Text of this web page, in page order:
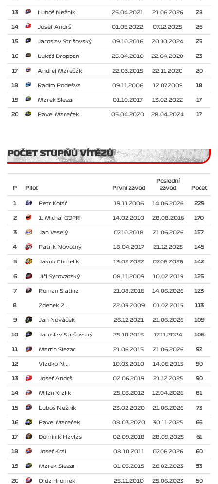
13 Ľuboš Nežník 25.04.2021 21.06.2026 28
14 Josef Andrš 01.05.2022 07.12.2025 26
15 Jaroslav Strišovský 09.10.2016 20.10.2024 25
16 Lukáš Droppan 25.04.2010 22.04.2020 23
17 Andrej Marečák 22.03.2015 22.11.2020 20
18 Radim Podešva 09.11.2006 12.07.2009 18
19 Marek Slezar 01.10.2017 13.02.2022 17
20 Pavel Mareček 05.04.2020 28.04.2024 17
POČET STUPŇŮ VÍTĚZŮ
P Pilot První závod
Poslední
závod
Počet
1 Petr Kolář 19.11.2006 14.06.2026 229
2 1. Michal GDPR 14.02.2010 28.08.2016 170
3 Jan Veselý 07.10.2018 21.06.2026 157
4 Patrik Novotný 18.04.2017 21.12.2025 145
5 Jakub Chmelík 13.02.2022 07.06.2026 142
6 Jiří Syrovatský 08.11.2009 10.02.2019 125
7 Roman Slatina 21.08.2016 14.06.2026 123
8 Zdenek Z... 22.03.2009 01.02.2015 113
9 Jan Nováček 26.12.2021 21.06.2026 109
10 Jaroslav Strišovský 25.10.2015 17.11.2024 106
11 Martin Slezar 21.06.2015 21.06.2026 92
12 Vladko N... 10.03.2010 14.06.2015 90
13 Josef Andrš 02.06.2019 21.12.2025 90
14 Milan Králík 25.03.2012 12.04.2026 81
15 Ľuboš Nežník 23.02.2020 21.06.2026 73
16 Pavel Mareček 08.03.2020 30.11.2025 66
17 Dominik Havlas 02.09.2018 28.09.2025 61
18 Josef Král 08.10.2011 07.06.2026 60
19 Marek Slezar 01.03.2015 26.02.2023 53
20 Olda Hromek 25.11.2010 25.06.2023 50